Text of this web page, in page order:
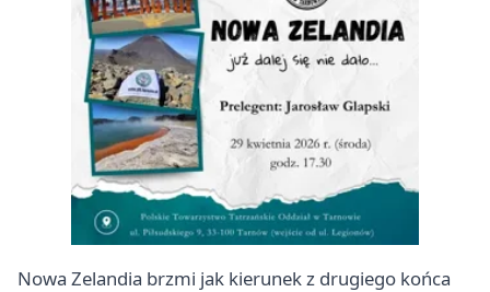
Nowa Zelandia brzmi jak kierunek z drugiego końca